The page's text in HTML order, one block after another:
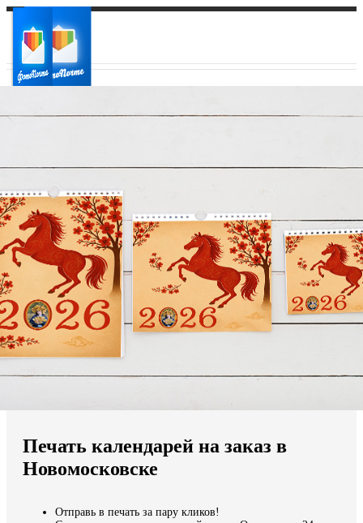
Ваш регион доставки
Выберите из списка:
Мы доставляем по всему миру
Продолжить без города
Печать календарей на заказ в
Новомосковске
Отправь в печать за пару кликов!